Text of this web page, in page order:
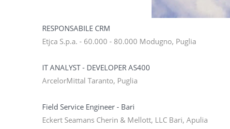
RESPONSABILE CRM
Etjca S.p.a. - 60.000 - 80.000 Modugno, Puglia
IT ANALYST - DEVELOPER AS400
ArcelorMittal Taranto, Puglia
Field Service Engineer - Bari
Eckert Seamans Cherin & Mellott, LLC Bari, Apulia